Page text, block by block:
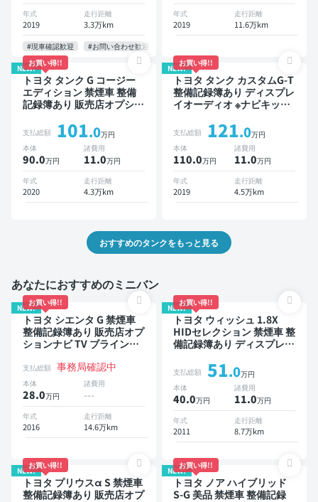
年式
2019
走行距離
3.3万km
#現車確認歓迎 #お問い合わせ歓迎
年式
2019
走行距離
11.6万km
NEW!
お買い得!!
トヨタ タンク G コージー
エディション 禁煙車 整備
記録簿あり 販売店オプショ
ETC バックモニター ドラ
イブレコーダー 衝突軽減
両側電動スライドドア
支払総額 101.0万円
本体
90.0万円
諸費用
11.0万円
年式
2020
走行距離
4.3万km
NEW!
お買い得!!
トヨタ タンク カスタムG-T
整備記録簿あり ディスプレ
イオーディオ ※ナビキット
マートキー ETC バックモ
ニター 全方位カメラ 衝突
軽減 両側電動スライドドア
支払総額 121.0万円
本体
110.0万円
諸費用
11.0万円
年式
2019
走行距離
4.5万km
おすすめのタンクをもっと見る
あなたにおすすめのミニバン
NEW!
お買い得!!
トヨタ シエンタ G 禁煙車
整備記録簿あり 販売店オプ
ションナビ TV ブラインド
ト スマートキー バックモ
ニター ドライブレコーダー
衝突軽減 両側電動スライド
ドア 7人乗り
支払総額 事務局確認中
本体
28.0万円
諸費用
---
年式
2016
走行距離
14.6万km
NEW!
お買い得!!
トヨタ ウィッシュ 1.8X
HIDセレクション 禁煙車 整
備記録簿あり ディスプレイ
り 後席モニター スマート
キー ETC ドライブレコー
ダー
支払総額 51.0万円
本体
40.0万円
諸費用
11.0万円
年式
2011
走行距離
8.7万km
NEW!
お買い得!!
トヨタ プリウスα S 禁煙車
整備記録簿あり 販売店オプ
NEW!
お買い得!!
トヨタ ノア ハイブリッド
S-G 美品 禁煙車 整備記録